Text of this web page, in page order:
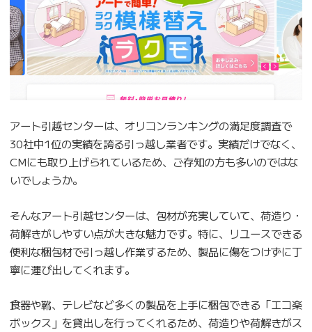
アート引越センターは、オリコンランキングの満足度調査で
30社中1位の実績を誇る引っ越し業者です。実績だけでなく、
CMにも取り上げられているため、ご存知の方も多いのではな
いでしょうか。
そんなアート引越センターは、包材が充実していて、荷造り・
荷解きがしやすい点が大きな魅力です。特に、リユースできる
便利な梱包材で引っ越し作業するため、製品に傷をつけずに丁
寧に運び出してくれます。
食器や靴、テレビなど多くの製品を上手に梱包できる「エコ楽
ボックス」を貸出しを行ってくれるため、荷造りや荷解きがス